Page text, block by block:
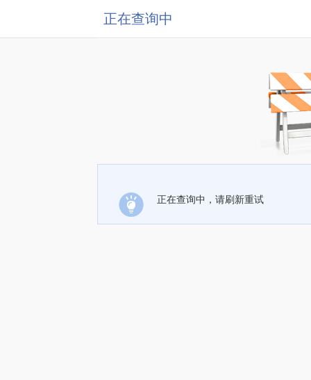
正在查询中
正在查询中，请刷新重试